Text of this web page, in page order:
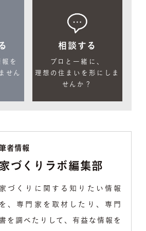
を
せん
相談する
プロと一緒に、
理想の住まいを形にしま
せんか？
筆者情報
家づくりラボ編集部
家づくりに関する知りたい情報
を、専門家を取材したり、専門
書を調べたりして、有益な情報を